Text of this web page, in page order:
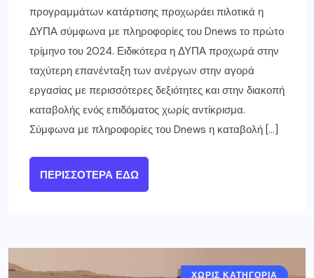
προγραμμάτων κατάρτισης προχωράει πιλοτικά η
ΔΥΠΑ σύμφωνα με πληροφορίες του Dnews το πρώτο
τρίμηνο του 2024. Ειδικότερα η ΔΥΠΑ προχωρά στην
ταχύτερη επανένταξη των ανέργων στην αγορά
εργασίας με περισσότερες δεξιότητες και στην διακοπή
καταβολής ενός επιδόματος χωρίς αντίκρισμα.
Σύμφωνα με πληροφορίες του Dnews η καταβολή […]
ΠΕΡΙΣΣΌΤΕΡΑ ΕΔΏ
ΧΩΡΙΣ ΚΑΤΗΓΟΡΙΑ